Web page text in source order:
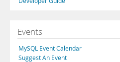
Events
MySQL Event Calendar
Suggest An Event